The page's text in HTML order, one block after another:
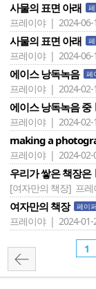
사물의 표면 아래
프레이야 | 2024-06-
사물의 표면 아래
프레이야 | 2024-06-
에이스 낭독녹음 페
프레이야 | 2024-02-
에이스 낭독녹음 중
프레이야 | 2024-02-
making a
프레이야 | 2024-02-
우리가 쌓은 책장은
[여자만의 책장] 프
여자만의 책장 페이퍼
프레이야 | 2024-01-
1